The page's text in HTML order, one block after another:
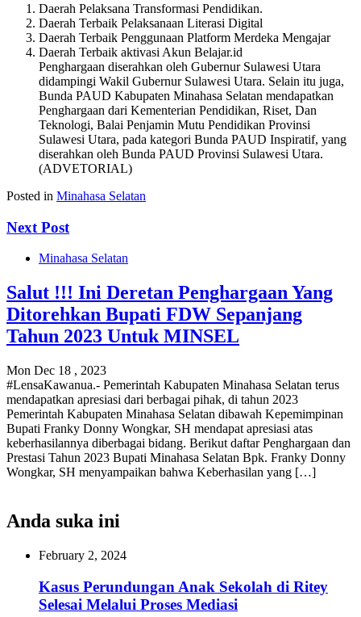
Daerah Pelaksana Transformasi Pendidikan.
Daerah Terbaik Pelaksanaan Literasi Digital
Daerah Terbaik Penggunaan Platform Merdeka Mengajar
Daerah Terbaik aktivasi Akun Belajar.id
Penghargaan diserahkan oleh Gubernur Sulawesi Utara
didampingi Wakil Gubernur Sulawesi Utara. Selain itu juga,
Bunda PAUD Kabupaten Minahasa Selatan mendapatkan
Penghargaan dari Kementerian Pendidikan, Riset, Dan
Teknologi, Balai Penjamin Mutu Pendidikan Provinsi
Sulawesi Utara, pada kategori Bunda PAUD Inspiratif, yang
diserahkan oleh Bunda PAUD Provinsi Sulawesi Utara.
(ADVETORIAL)
Posted in Minahasa Selatan
Next Post
Minahasa Selatan
Salut !!! Ini Deretan Penghargaan Yang
Ditorehkan Bupati FDW Sepanjang
Tahun 2023 Untuk MINSEL
Mon Dec 18 , 2023
#LensaKawanua.- Pemerintah Kabupaten Minahasa Selatan terus
mendapatkan apresiasi dari berbagai pihak, di tahun 2023
Pemerintah Kabupaten Minahasa Selatan dibawah Kepemimpinan
Bupati Franky Donny Wongkar, SH mendapat apresiasi atas
keberhasilannya diberbagai bidang. Berikut daftar Penghargaan dan
Prestasi Tahun 2023 Bupati Minahasa Selatan Bpk. Franky Donny
Wongkar, SH menyampaikan bahwa Keberhasilan yang […]
Anda suka ini
February 2, 2024
Kasus Perundungan Anak Sekolah di Ritey
Selesai Melalui Proses Mediasi